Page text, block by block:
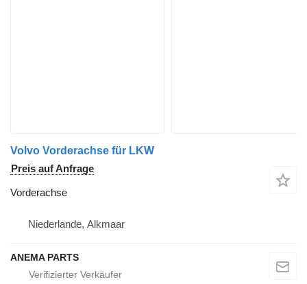
Volvo Vorderachse für LKW
Preis auf Anfrage
Vorderachse
Niederlande, Alkmaar
ANEMA PARTS